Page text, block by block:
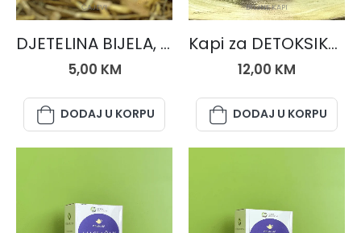
ČAJEVI
DJETELINA BIJELA, čaj 50 gr.
5,00 KM
DODAJ U KORPU
BILJNE KAPI
Kapi za DETOKSIKACIJU
12,00 KM
DODAJ U KORPU